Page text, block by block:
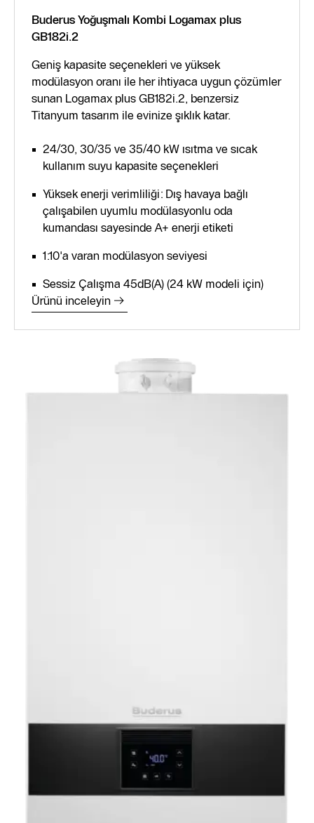
Buderus Yoğuşmalı Kombi Logamax plus
GB182i.2
Geniş kapasite seçenekleri ve yüksek
modülasyon oranı ile her ihtiyaca uygun çözümler
sunan Logamax plus GB182i.2, benzersiz
Titanyum tasarım ile evinize şıklık katar.
24/30, 30/35 ve 35/40 kW ısıtma ve sıcak
kullanım suyu kapasite seçenekleri
Yüksek enerji verimliliği: Dış havaya bağlı
çalışabilen uyumlu modülasyonlu oda
kumandası sayesinde A+ enerji etiketi
1:10'a varan modülasyon seviyesi
Sessiz Çalışma 45dB(A) (24 kW modeli için)
Ürünü inceleyin